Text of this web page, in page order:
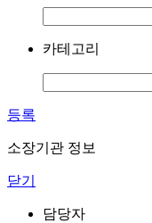
카테고리
등록
소장기관 정보
닫기
담당자